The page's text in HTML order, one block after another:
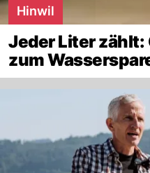
Hinwil
Jeder Liter
zum